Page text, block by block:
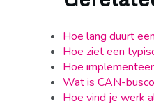
Hoe lang duurt
Hoe ziet een
Hoe
Wat is CAN-
Hoe vind je werk